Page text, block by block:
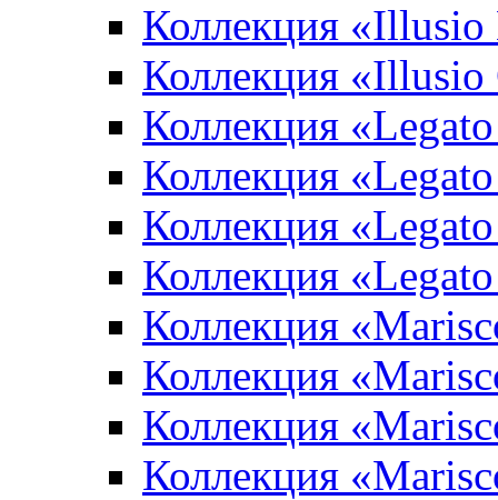
Коллекция «Illusio
Коллекция «Illusio
Коллекция
Коллекция
Коллекция
Коллекция
Коллекция
Коллекция
Коллекция
Коллекция